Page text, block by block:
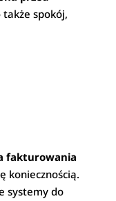
także spokój,
fakturowania
koniecznością.
systemy do